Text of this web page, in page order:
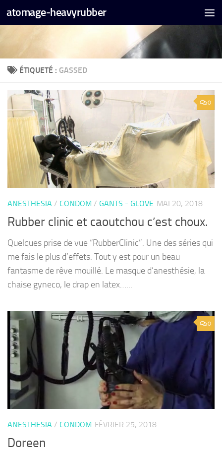
Skip to content
atomage-heavyrubber
ÉTIQUETÉ : GASSED
0
ANESTHESIA / CONDOM / GANTS - GLOVE MAI 20, 2018
Rubber clinic et caoutchou c’est choux.
Quelques prise de vue “RubberClinic”. Une des séries qui
me fais le plus d’effets. Tout y est pour un beau
fantasme de rêve mouillé. Le masque d’anesthésie, la
chaise gyneco, le drap en latex…...
0
ANESTHESIA / CONDOM FÉVRIER 25, 2018
Doreen